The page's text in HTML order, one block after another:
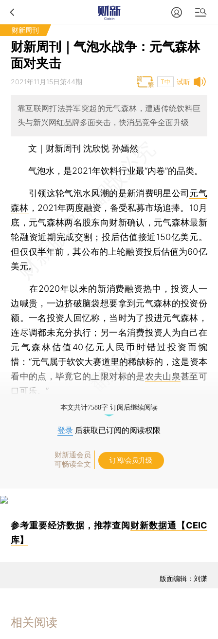
财新周刊
财新周刊｜气泡水战争：元气森林
面对夹击
试听
2021年11月15日第44期 T中
靠互联网打法异军突起的元气森林，遭遇传统饮料巨
头与新兴网红品牌多面夹击，快消品竞争全面升级
文｜财新周刊 沈欣悦 孙嫣然
气泡水，是2021年饮料行业最“内卷”的品类。
引领这轮气泡水风潮的是新消费明星公司 元气
森林 ，2021年两度融资，备受私募市场追捧。10月
底，元气森林两名股东向财新确认，元气森林最新
轮融资近期完成交割；投后估值接近150亿美元。
但仅仅半年前，其公布的上轮融资投后估值为60亿
美元。
在2020年以来的新消费融资热中，投资人一
边喊贵，一边挤破脑袋想要拿到元气森林的投资份
额。一名投资人回忆称，当时为了投进元气森林，
连尽调都未充分执行；另一名消费投资人为自己在
元气森林估值40亿元人民币时错过投资而惋
惜：“元气属于软饮大赛道里的稀缺标的，这是资本
看中的点，毕竟它的上限对标的是农夫山泉甚至可
口可乐。”
本文共计7588字 订阅后继续阅读
登录 后获取已订阅的阅读权限
财新通会员
可畅读全文
订阅/会员升级
参考重要经济数据，推荐查阅 财新数据通【CEIC
库】
版面编辑：刘潇
相关阅读